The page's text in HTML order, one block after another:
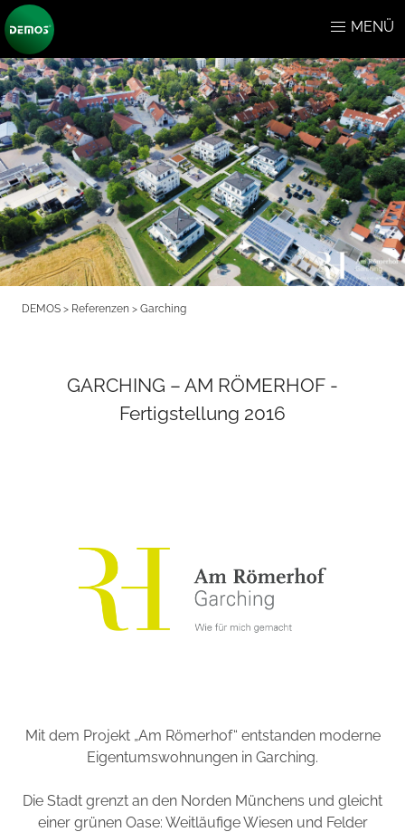
MENÜ
DEMOS > Referenzen > Garching
Mit dem Projekt „Am Römerhof“ entstanden moderne
Eigentumswohnungen in Garching.
Die Stadt grenzt an den Norden Münchens und gleicht
einer grünen Oase: Weitläufige Wiesen und Felder